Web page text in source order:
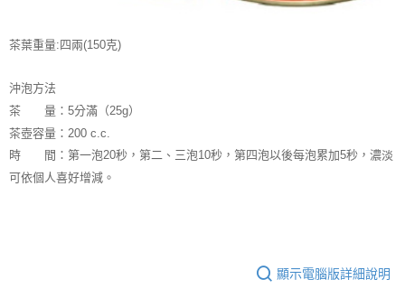
時審查核予不同之上限額度；若仍有額度不足之情形，本公司將視審查結果
請求用戶進行身份認證。
恩沛科技股份有限公司將有權停止該用戶之使用額度並採取法律行動。
茶葉重量:四兩(150克)
沖泡方法
茶 量：5分滿（25g）
茶壺容量：200 c.c.
時 間：第一泡20秒，第二、三泡10秒，第四泡以後每泡累加5秒，濃淡
可依個人喜好增減。
顯示電腦版詳細說明